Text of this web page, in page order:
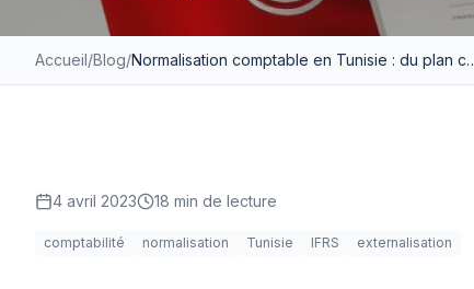
Accueil/Blog/ Normalisation comptable en
4 avril 2023 18 min de lecture
comptabilité normalisation Tunisie IFRS externalisation